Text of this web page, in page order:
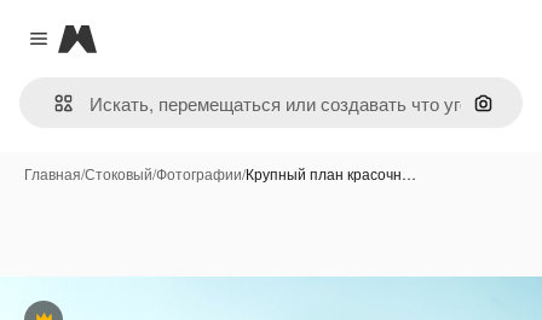
Close menu
Magnific
Поиск
Главная/Стоковый/Фотографии/Крупный план красочн…